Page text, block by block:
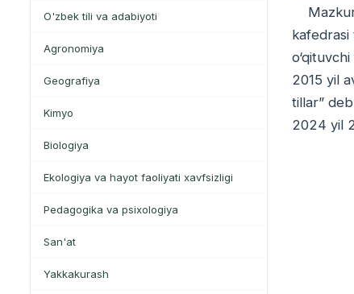
O'zbek tili va adabiyoti
Agronomiya
Geografiya
Kimyo
Biologiya
Ekologiya va hayot faoliyati xavfsizligi
Pedagogika va psixologiya
San'at
Yakkakurash
Mazkur
kafedrasi
2015 yil
tillar”
2024 yil